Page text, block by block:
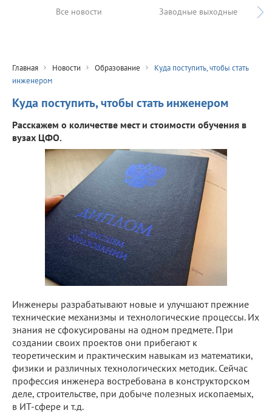
Все новости Заводные выходные
Главная Новости Образование
Куда поступить, чтобы стать
инженером
Куда поступить, чтобы стать инженером
Расскажем о количестве мест и стоимости обучения в
вузах ЦФО.
Инженеры разрабатывают новые и улучшают прежние
технические механизмы и технологические процессы. Их
знания не сфокусированы на одном предмете. При
создании своих проектов они прибегают к
теоретическим и практическим навыкам из математики,
физики и различных технологических методик. Сейчас
профессия инженера востребована в конструкторском
деле, строительстве, при добыче полезных ископаемых,
в ИТ-сфере и т.д.